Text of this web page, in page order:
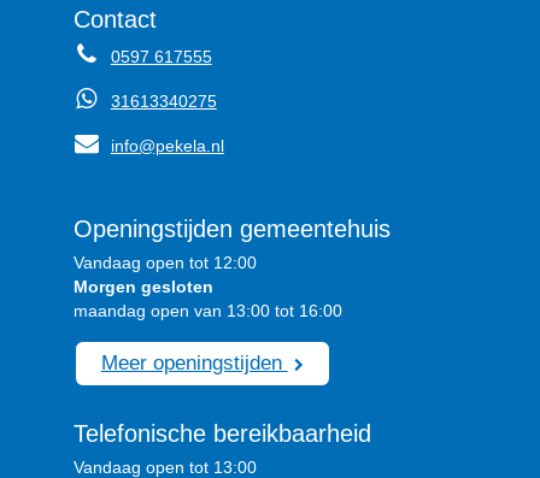
Contact
0597 617555
31613340275
info@pekela.nl
Openingstijden gemeentehuis
Vandaag open tot 12:00
Morgen gesloten
maandag open van 13:00 tot 16:00
Meer openingstijden
Telefonische bereikbaarheid
Vandaag open tot 13:00